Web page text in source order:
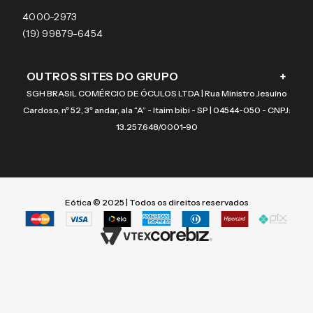
4000-2973
(19) 99879-6454
OUTROS SITES DO GRUPO +
SGH BRASIL COMÉRCIO DE ÓCULOS LTDA | Rua Ministro Jesuíno
Cardoso, nº 52, 3º andar, ala “A” - Itaim bibi - SP | 04544-050 - CNPJ:
13.257.648/0001-90
Eótica © 2025 | Todos os direitos reservados